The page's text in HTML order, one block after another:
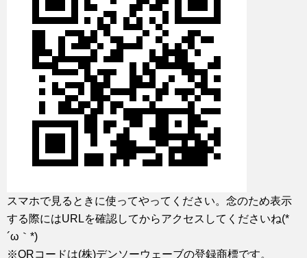
スマホで見るときに使ってやってください。念のため表示
する際にはURLを確認してからアクセスしてくださいね(*
´ω｀*)
※QRコードは(株)デンソーウェーブの登録商標です。